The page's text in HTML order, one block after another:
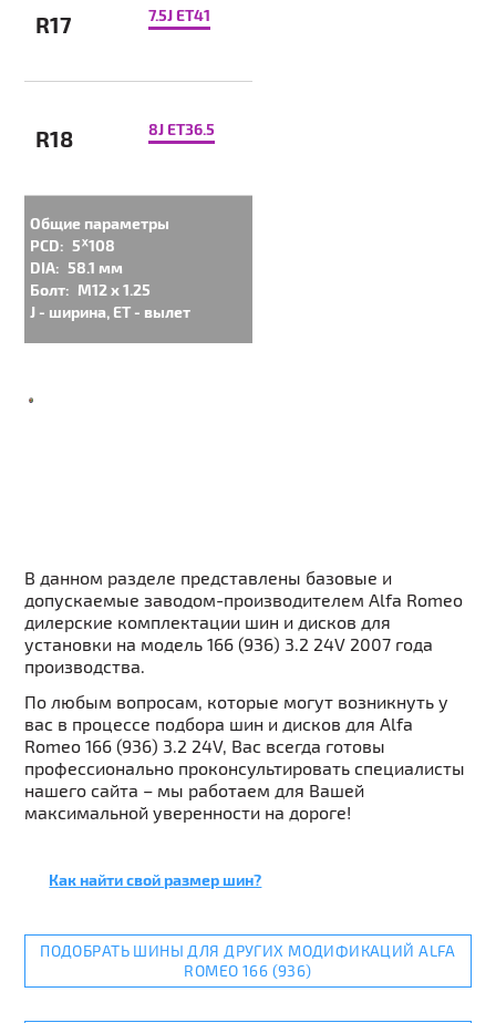
R17 7.5J ET41
R18 8J ET36.5
Общие параметры
PCD: 5ᕁ108
DIA: 58.1 мм
Болт: M12 x 1.25
J - ширина, ET - вылет
В данном разделе представлены базовые и
допускаемые заводом-производителем Alfa Romeo
дилерские комплектации шин и дисков для
установки на модель 166 (936) 3.2 24V 2007 года
производства.
По любым вопросам, которые могут возникнуть у
вас в процессе подбора шин и дисков для Alfa
Romeo 166 (936) 3.2 24V, Вас всегда готовы
профессионально проконсультировать специалисты
нашего сайта – мы работаем для Вашей
максимальной уверенности на дороге!
Как найти свой размер шин?
ПОДОБРАТЬ ШИНЫ ДЛЯ ДРУГИХ МОДИФИКАЦИЙ ALFA
ROMEO 166 (936)